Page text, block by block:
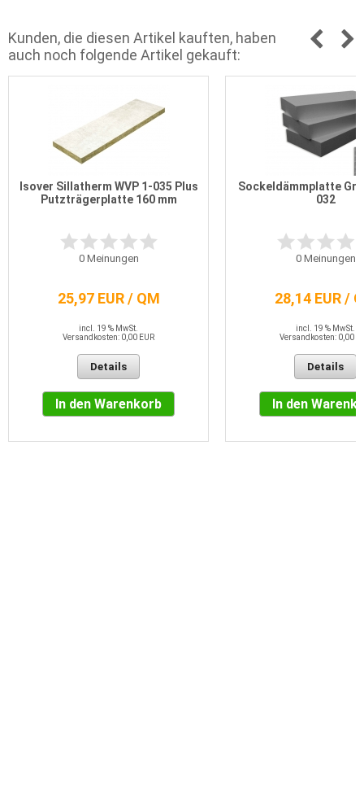
Kunden, die diesen Artikel kauften, haben
auch noch folgende Artikel gekauft:
Isover Sillatherm WVP 1-035 Plus
Putzträgerplatte 160 mm
0Meinungen
25,97 EUR / QM
incl. 19 % MwSt.
Versandkosten: 0,00 EUR
Details
In den Warenkorb
Sockeldämmplatte
032
0Meinungen
28,14 EUR /
incl. 19 % MwSt.
Versandkosten: 0,00
Details
In den